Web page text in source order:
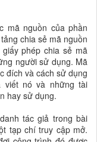
mã nguồn của phần
chia sẻ mã nguồn
phép chia sẻ mã
người sử dụng. Mã
đích và cách sử dụng
viết nó và những tài
hay sử dụng.
tác giả trong bài
tạp chí truy cập mở.